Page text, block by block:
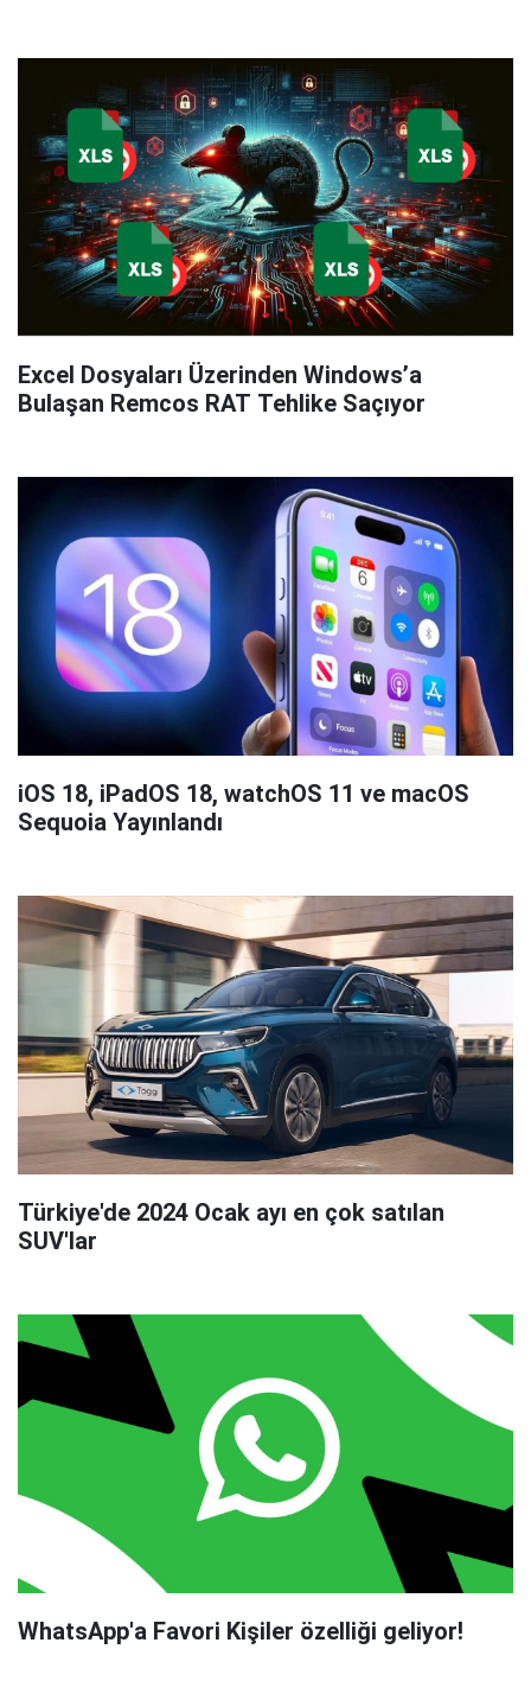
Excel Dosyaları Üzerinden Windows’a
Bulaşan Remcos RAT Tehlike Saçıyor
iOS 18, iPadOS 18, watchOS 11 ve macOS
Sequoia Yayınlandı
Türkiye'de 2024 Ocak ayı en çok satılan
SUV'lar
WhatsApp'a Favori Kişiler özelliği geliyor!